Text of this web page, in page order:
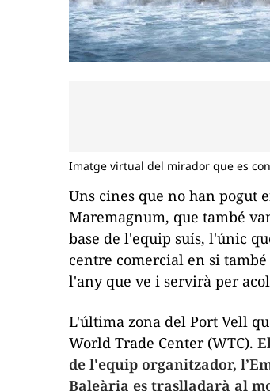
Imatge virtual del mirador que es
Uns cines que no han pogut
Maremagnum, que també
base de l'equip suís, l'únic
centre comercial en si també
l'any que ve i servirà per
L'última zona del Port Vell
World Trade Center (WTC).
de l'equip organitzador,
Baleària es traslladarà al